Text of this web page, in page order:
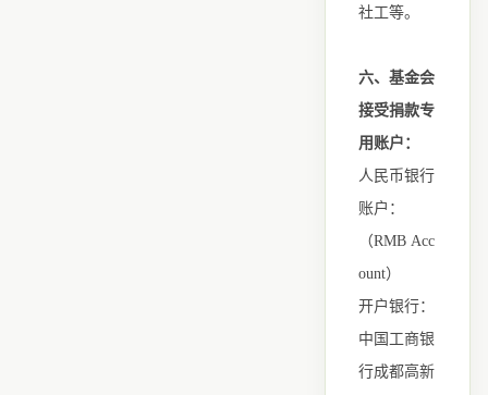
社工等。
六、基金会
接受捐款专
用账户：
人民币银行
账户：
（RMB Acc
ount）
开户银行：
中国工商银
行成都高新